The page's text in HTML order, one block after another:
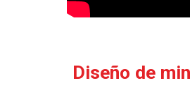
Diseño de